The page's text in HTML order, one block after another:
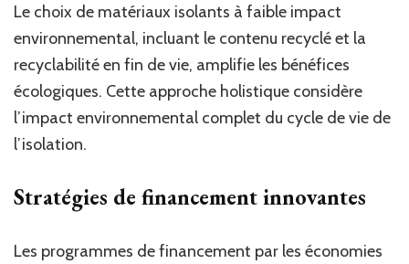
Le choix de matériaux isolants à faible impact
environnemental, incluant le contenu recyclé et la
recyclabilité en fin de vie, amplifie les bénéfices
écologiques. Cette approche holistique considère
l’impact environnemental complet du cycle de vie de
l’isolation.
Stratégies de financement innovantes
Les programmes de financement par les économies